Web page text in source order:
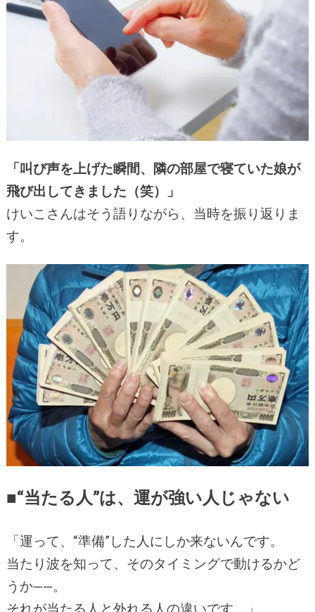
「叫び声を上げた瞬間、隣の部屋で寝ていた娘が
飛び出してきました（笑）」
けいこさんはそう語りながら、当時を振り返りま
す。
■“当たる人”は、運が強い人じゃない
「運って、“準備”した人にしか来ないんです。
当たり波を知って、そのタイミングで動けるかど
うか——。
それが当たる人と外れる人の違いです。」